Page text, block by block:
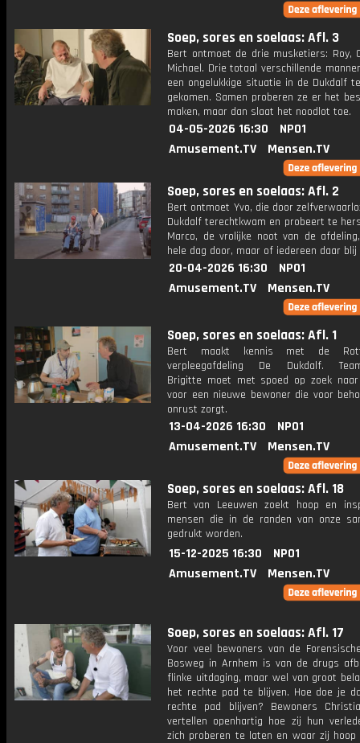
Soep, sores en soelaas: Afl. 3
Bert ontmoet de drie musketiers: Roy,
Michael. Drie totaal verschillende
een ongelukkige situatie in de Dukdalf
gekomen. Samen proberen ze er het
maken, maar dan slaat het noodlot toe.
04-05-2026 16:30
NPO1
Amusement.TV
Mensen.TV
Soep, sores en soelaas: Afl. 2
Bert ontmoet Yvo, die door
Dukdalf terechtkwam en probeert te
Marco, de vrolijke noot van de
hele dag door, maar of iedereen daar
20-04-2026 16:30
NPO1
Amusement.TV
Mensen.TV
Soep, sores en soelaas: Afl. 1
Bert maakt kennis met de
verpleegafdeling De Dukdalf.
Brigitte moet met spoed op zoek
voor een nieuwe bewoner die voor
onrust zorgt.
13-04-2026 16:30
NPO1
Amusement.TV
Mensen.TV
Soep, sores en soelaas: Afl. 18
Bert van Leeuwen zoekt hoop en
mensen die in de randen van onze
gedrukt worden.
15-12-2025 16:30
NPO1
Amusement.TV
Mensen.TV
Soep, sores en soelaas: Afl. 17
Voor veel bewoners van de
Bosweg in Arnhem is van de drugs
flinke uitdaging, maar wel van groot
het rechte pad te blijven. Hoe doe je
rechte pad blijven? Bewoners
vertellen openhartig hoe zij hun
zich proberen te laten en waar zij hoop